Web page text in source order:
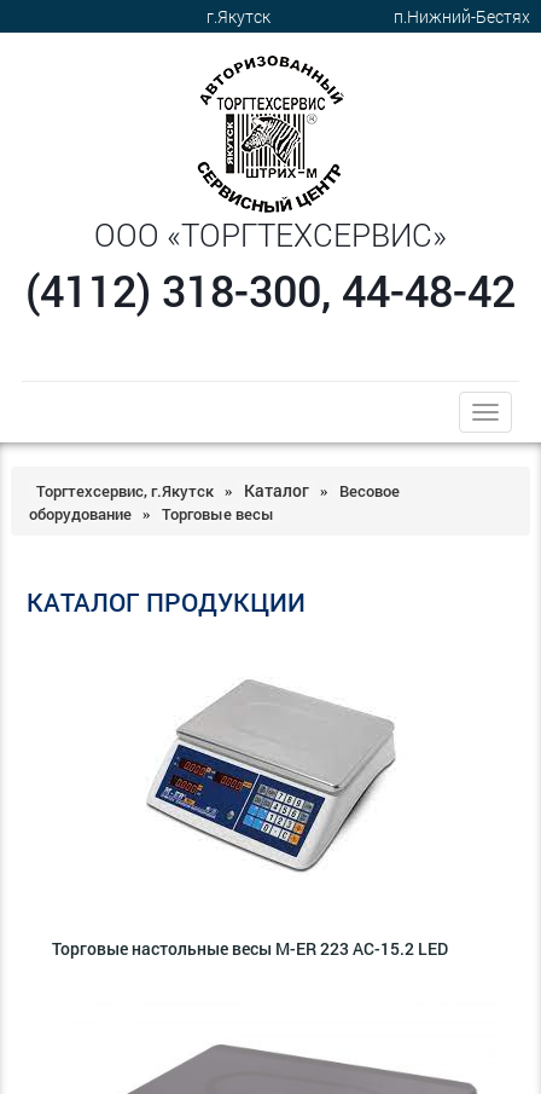
п.Нижний-Бестях
г.Якутск
ООО «ТОРГТЕХСЕРВИС»
(4112) 318-300, 44-48-42
trk
Торгтехсервис, г.Якутск » Каталог »
Весовое
оборудование
» Торговые весы
КАТАЛОГ ПРОДУКЦИИ
Торговые настольные весы M-ER 223 AC-15.2 LED